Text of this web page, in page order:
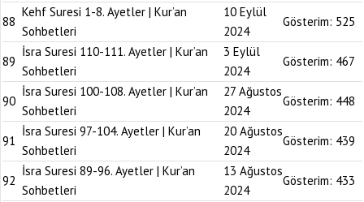
88
Kehf Suresi 1-8. Ayetler | Kur’an
Sohbetleri
10 Eylül
2024
Gösterim: 525
89
İsra Suresi 110-111. Ayetler | Kur’an
Sohbetleri
3 Eylül
2024
Gösterim: 467
90
İsra Suresi 100-108. Ayetler | Kur’an
Sohbetleri
27 Ağustos
2024
Gösterim: 448
91
İsra Suresi 97-104. Ayetler | Kur’an
Sohbetleri
20 Ağustos
2024
Gösterim: 439
92
İsra Suresi 89-96. Ayetler | Kur’an
Sohbetleri
13 Ağustos
2024
Gösterim: 433